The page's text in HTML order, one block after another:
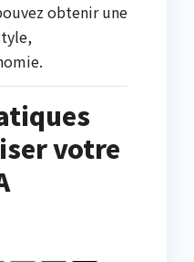
obtenir une
votre